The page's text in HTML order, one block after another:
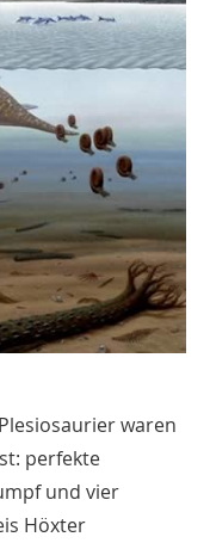
waren
perfekte
und vier
Höxter